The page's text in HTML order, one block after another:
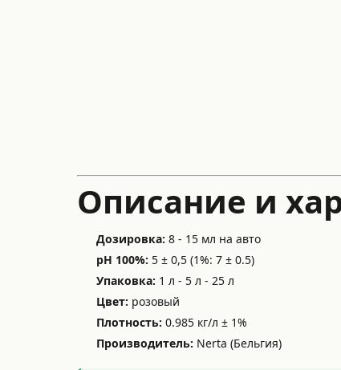
Описание и
Дозировка: 8 - 15 мл на авто
pH 100%: 5 ± 0,5 (1%: 7 ± 0.5)
Упаковка: 1 л - 5 л - 25 л
Цвет: розовый
Плотность: 0.985 кг/л ± 1%
Производитель: Nerta (Бельгия)